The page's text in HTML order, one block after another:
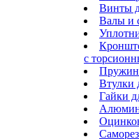
Винты
Валы и
с
Втулки
Гайки